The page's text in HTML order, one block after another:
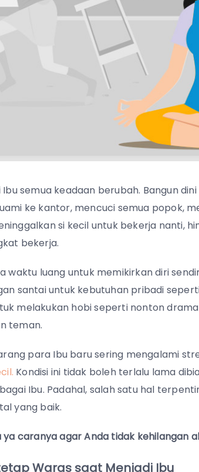
semua keadaan berubah. Bangun
ke kantor, mencuci semua popok,
si kecil untuk bekerja nanti,
bekerja.
waktu luang untuk memikirkan diri
santai untuk kebutuhan pribadi
melakukan hobi seperti nonton
teman.
para Ibu baru sering mengalami
Kondisi ini tidak boleh terlalu lama
Ibu. Padahal, salah satu hal
yang baik.
ya caranya agar Anda tidak kehilangan
Waras saat Menjadi Ibu